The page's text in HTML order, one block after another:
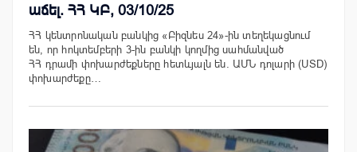
աճել. ՀՀ ԿԲ, 03/10/25
ՀՀ կենտրոնական բանկից «Բիզնես 24»-ին տեղեկացնում
են, որ հոկտեմբերի 3-ին բանկի կողմից սահմանված
ՀՀ դրամի փոխարժեքները հետևյալն են. ԱՄՆ դոլարի (USD)
փոխարժեքը…